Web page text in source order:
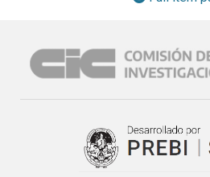
necesidad encontrar un
medir la dimensión de los